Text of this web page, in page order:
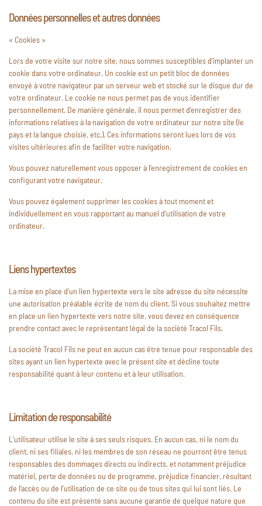
Données personnelles et autres données
« Cookies »
Lors de votre visite sur notre site, nous sommes susceptibles d’implanter un
cookie dans votre ordinateur. Un cookie est un petit bloc de données
envoyé à votre navigateur par un serveur web et stocké sur le disque dur de
votre ordinateur. Le cookie ne nous permet pas de vous identifier
personnellement. De manière générale, il nous permet d’enregistrer des
informations relatives à la navigation de votre ordinateur sur notre site (le
pays et la langue choisie, etc.). Ces informations seront lues lors de vos
visites ultérieures afin de faciliter votre navigation.
Vous pouvez naturellement vous opposer à l’enregistrement de cookies en
configurant votre navigateur.
Vous pouvez également supprimer les cookies à tout moment et
individuellement en vous rapportant au manuel d’utilisation de votre
ordinateur.
Liens hypertextes
La mise en place d’un lien hypertexte vers le site adresse du site nécessite
une autorisation préalable écrite de nom du client. Si vous souhaitez mettre
en place un lien hypertexte vers notre site, vous devez en conséquence
prendre contact avec le représentant légal de la société Tracol Fils.
La société Tracol Fils ne peut en aucun cas être tenue pour responsable des
sites ayant un lien hypertexte avec le présent site et décline toute
responsabilité quant à leur contenu et à leur utilisation.
Limitation de responsabilité
L’utilisateur utilise le site à ses seuls risques. En aucun cas, ni le nom du
client, ni ses filiales, ni les membres de son réseau ne pourront être tenus
responsables des dommages directs ou indirects, et notamment préjudice
matériel, perte de données ou de programme, préjudice financier, résultant
de l’accès ou de l’utilisation de ce site ou de tous sites qui lui sont liés. Le
contenu du site est présenté sans aucune garantie de quelque nature que